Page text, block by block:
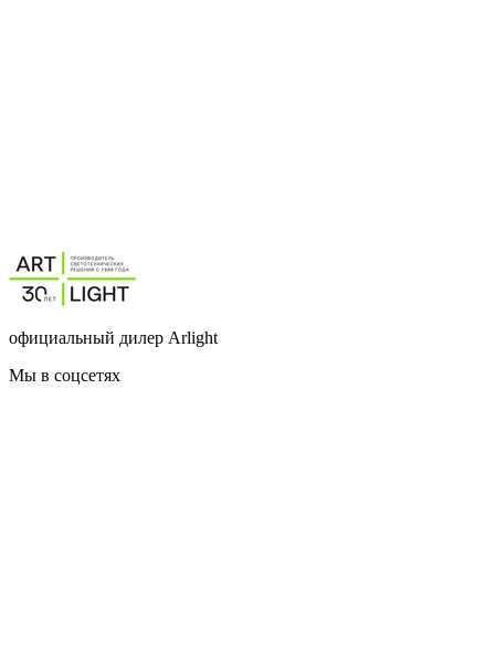
официальный дилер Arlight
Мы в соцсетях